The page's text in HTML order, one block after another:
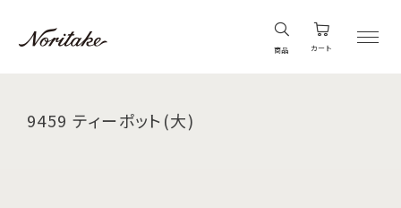
商品 カート
9459 ティーポット(大)